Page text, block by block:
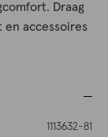
Draag
accessoires
1113632-81